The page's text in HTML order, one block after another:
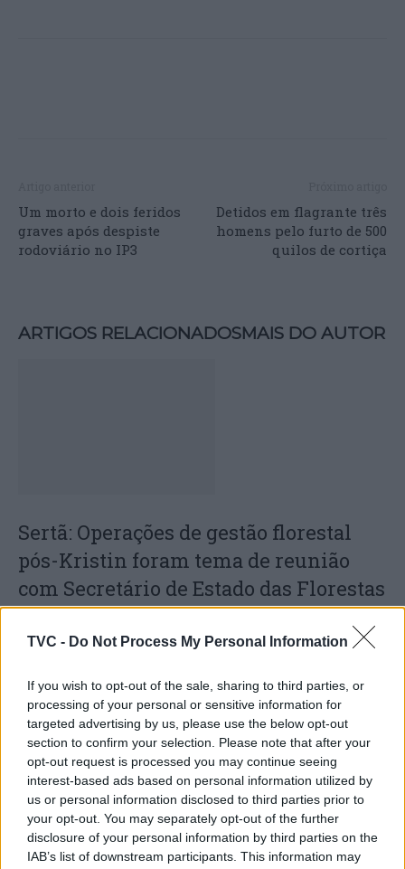
TVC - Do Not Process My Personal Information
If you wish to opt-out of the sale, sharing to third parties, or
processing of your personal or sensitive information for
targeted advertising by us, please use the below opt-out
section to confirm your selection. Please note that after your
opt-out request is processed you may continue seeing
interest-based ads based on personal information utilized by
us or personal information disclosed to third parties prior to
your opt-out. You may separately opt-out of the further
disclosure of your personal information by third parties on the
IAB’s list of downstream participants. This information may
Um morto e dois feridos
graves após despiste
rodoviário no IP3
Detidos em flagrante três
homens pelo furto de 500
quilos de cortiça
ARTIGOS RELACIONADOSMAIS DO AUTOR
Sertã: Operações de gestão florestal
pós-Kristin foram tema de reunião
com Secretário de Estado das Florestas
e ICNF
Covilhã celebra a dança tradicional
com o encontro “Sigà Roda”